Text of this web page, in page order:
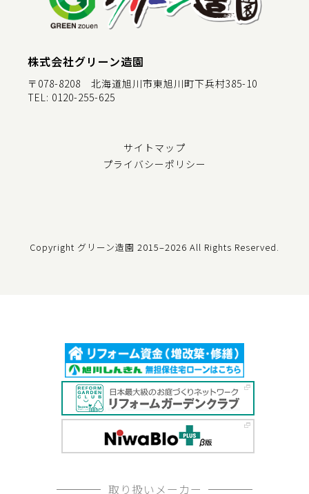
株式会社グリーン造園
〒078-8208 北海道旭川市東旭川町下兵村385-10
TEL: 0120-255-625
サイトマップ
プライバシーポリシー
Copyright グリーン造園 2015–2026 All Rights Reserved.
取り扱いメーカー